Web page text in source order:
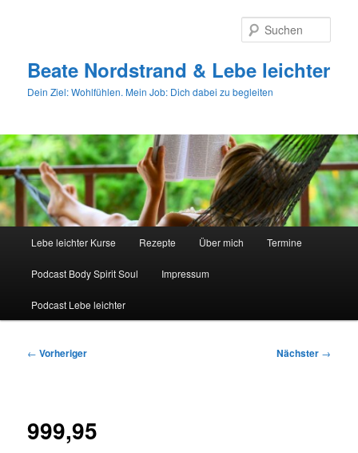
Beate Nordstrand & Lebe leichter
Dein Ziel: Wohlfühlen. Mein Job: Dich dabei zu begleiten
Lebe leichter Kurse Rezepte Über mich Termine
Podcast Body Spirit Soul Impressum
Podcast Lebe leichter
Beitragsnavigation
← Vorheriger Nächster →
999,95